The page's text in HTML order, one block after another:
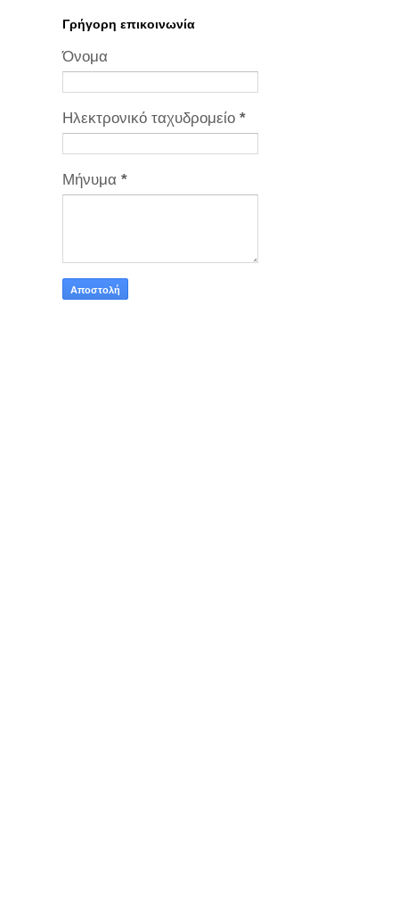
Γρήγορη επικοινωνία
Όνομα
Ηλεκτρονικό ταχυδρομείο *
Μήνυμα *